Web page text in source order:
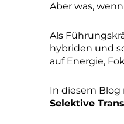
Aber was,
Als
hybriden und
auf Energie,
In diesem Blog
Selektive